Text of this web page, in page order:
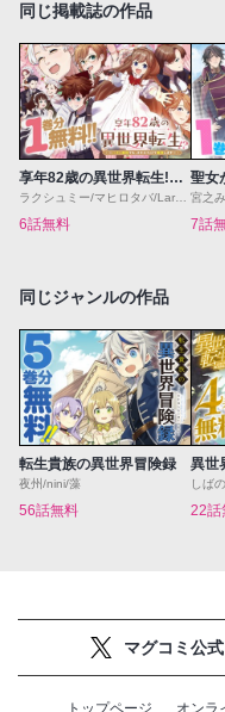
同じ掲載誌の作品
享年82歳の異世界転生!?〜ハズレ属性でも、スキルだけで無双します〜
ラクシュミー/マヒロタバ/Laruha
6話無料
宮之
7話
同じジャンルの作品
転生貴族の異世界冒険録
夜州/nini/藻
56話無料
異世
しば
22話
マグコミ公式